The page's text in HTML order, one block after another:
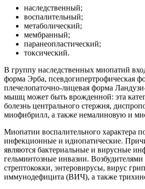
наследственный;
воспалительный;
метаболический;
мембранный;
паранеопластический;
токсический.
В группу наследственных миопатий
форма Эрба, псевдогипертрофическая
плечелопаточно-лицевая форма
мышц может быть врожденной: эта
болезнь центрального стержня,
миофибрилл, а также немалиновую и
Миопатии воспалительного характера
инфекционные и идиопатические.
являются бактериальные и вирусные
гельминтозные инвазии.
стрептококки, энтеровирусы, вирус
иммунодефицита (ВИЧ), а также